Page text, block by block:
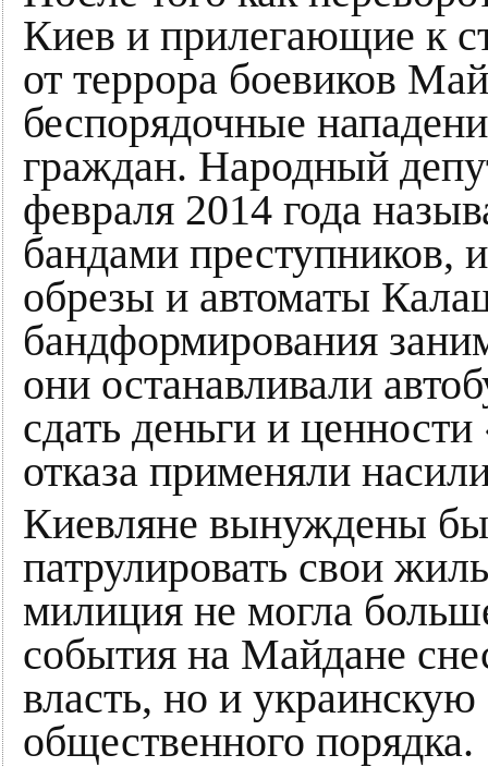
Киев и прилегающие к
от террора боевиков
беспорядочные
граждан. Народный
февраля 2014 года
бандами
обрезы и автоматы
бандформирования
они останавливали
сдать деньги и
отказа применяли
Киевляне вынуждены
патрулировать свои
милиция не могла
события на Майдане
власть, но и
общественного порядка.